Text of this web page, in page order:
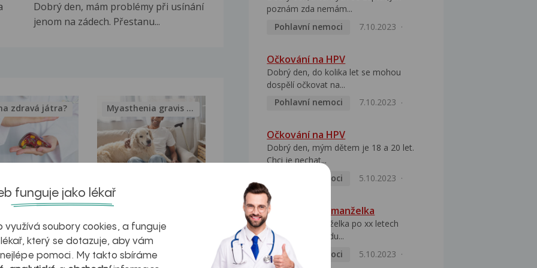
Dobrý den, mám problémy při usínání
jenom na zádech. Přestanu...
zdravá játra?
Inovativní
myastenie –
naděje pro ty,
Myasthenia gravis – vše, co...
poznám zda nemám...
Pohlavní nemoci
7.10.2023
Očkování na HPV
Dobrý den, do kolika let se mohou
dospělí očkovat na...
Pohlavní nemoci
7.10.2023
Očkování na HPV
Dobrý den, mým dětem je 18 a 20 let.
Chci je nechat...
Pohlavní nemoci
5.10.2023
HPV pozitivní manželka
Dobrý den, manželka po xx letech
přivezla z Východu...
Pohlavní nemoci
5.10.2023
funguje jako lékař
využívá soubory cookies, a funguje
který se dotazuje, aby vám
pomoci. My takto sbíráme